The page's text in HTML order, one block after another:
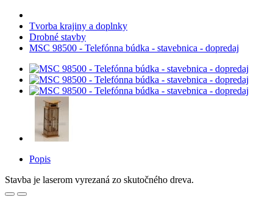
Tvorba krajiny a doplnky
Drobné stavby
MSC 98500 - Telefónna búdka - stavebnica - dopredaj
Popis
Stavba je laserom vyrezaná zo skutočného dreva.